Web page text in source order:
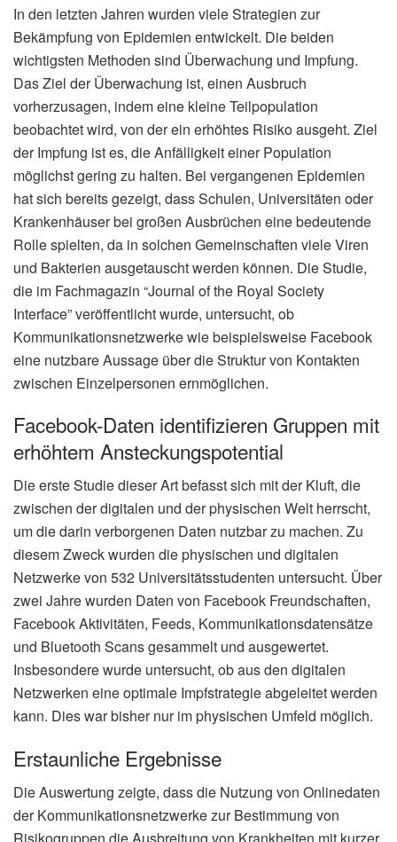
In den letzten Jahren wurden viele Strategien zur
Bekämpfung von Epidemien entwickelt. Die beiden
wichtigsten Methoden sind Überwachung und Impfung.
Das Ziel der Überwachung ist, einen Ausbruch
vorherzusagen, indem eine kleine Teilpopulation
beobachtet wird, von der ein erhöhtes Risiko ausgeht. Ziel
der Impfung ist es, die Anfälligkeit einer Population
möglichst gering zu halten. Bei vergangenen Epidemien
hat sich bereits gezeigt, dass Schulen, Universitäten oder
Krankenhäuser bei großen Ausbrüchen eine bedeutende
Rolle spielten, da in solchen Gemeinschaften viele Viren
und Bakterien ausgetauscht werden können. Die Studie,
die im Fachmagazin “Journal of the Royal Society
Interface” veröffentlicht wurde, untersucht, ob
Kommunikationsnetzwerke wie beispielsweise Facebook
eine nutzbare Aussage über die Struktur von Kontakten
zwischen Einzelpersonen ernmöglichen.
Facebook-Daten identifizieren Gruppen mit
erhöhtem Ansteckungspotential
Die erste Studie dieser Art befasst sich mit der Kluft, die
zwischen der digitalen und der physischen Welt herrscht,
um die darin verborgenen Daten nutzbar zu machen. Zu
diesem Zweck wurden die physischen und digitalen
Netzwerke von 532 Universitätsstudenten untersucht. Über
zwei Jahre wurden Daten von Facebook Freundschaften,
Facebook Aktivitäten, Feeds, Kommunikationsdatensätze
und Bluetooth Scans gesammelt und ausgewertet.
Insbesondere wurde untersucht, ob aus den digitalen
Netzwerken eine optimale Impfstrategie abgeleitet werden
kann. Dies war bisher nur im physischen Umfeld möglich.
Erstaunliche Ergebnisse
Die Auswertung zeigte, dass die Nutzung von Onlinedaten
der Kommunikationsnetzwerke zur Bestimmung von